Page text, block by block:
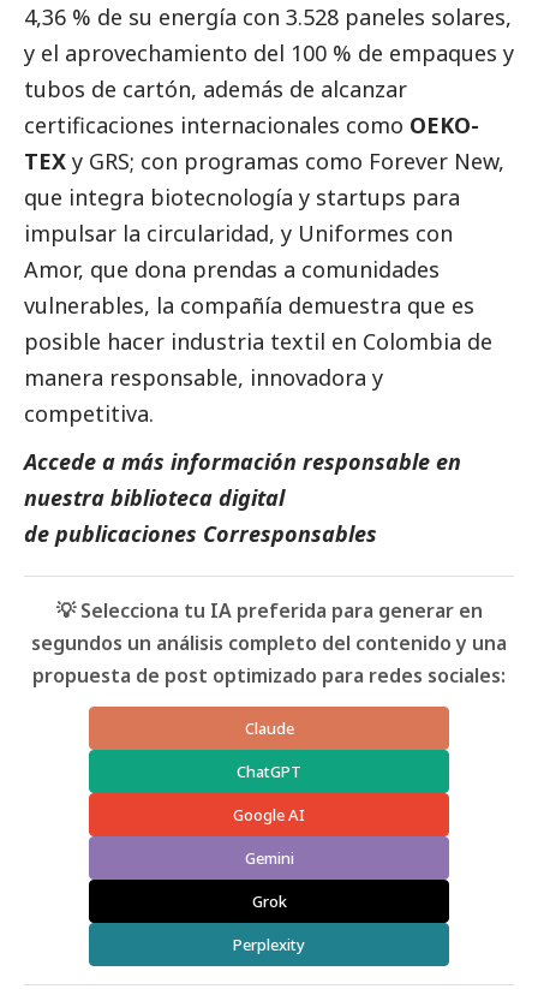
4,36 % de su energía con 3.528 paneles solares,
y el aprovechamiento del 100 % de empaques y
tubos de cartón, además de alcanzar
certificaciones internacionales como OEKO-
TEX y GRS; con programas como Forever New,
que integra biotecnología y startups para
impulsar la circularidad, y Uniformes con
Amor, que dona prendas a comunidades
vulnerables, la compañía demuestra que es
posible hacer industria textil en Colombia de
manera responsable, innovadora y
competitiva.
Accede a más información responsable en
nuestra biblioteca digital
de publicaciones Corresponsables
💡 Selecciona tu IA preferida para generar en
segundos un análisis completo del contenido y una
propuesta de post optimizado para redes sociales:
Claude
ChatGPT
Google AI
Gemini
Grok
Perplexity